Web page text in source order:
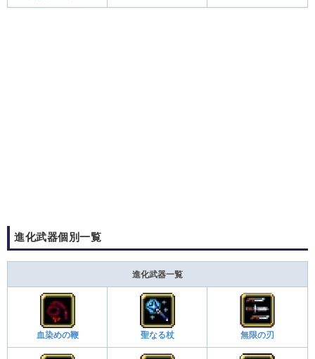
進化武器個別一覧
進化武器一覧
血染めの鞭 聖なる杖 無限の刃